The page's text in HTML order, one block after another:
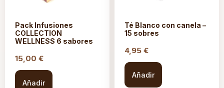
Pack Infusiones
COLLECTION
WELLNESS 6 sabores
15,00 €
Añadir
Té Blanco con canela –
15 sobres
4,95 €
Añadir